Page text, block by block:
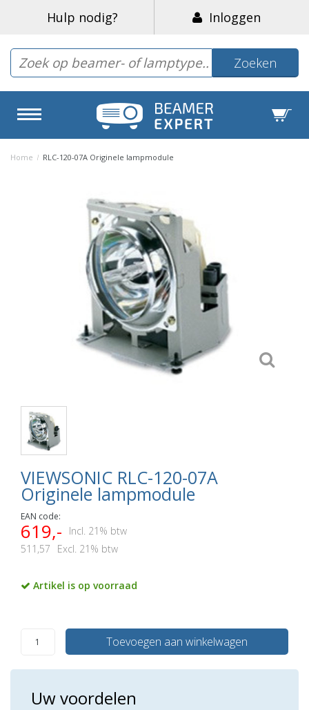
Hulp nodig? Inloggen
Zoeken
Home / RLC-120-07A Originele lampmodule
VIEWSONIC RLC-120-07A
Originele lampmodule
EAN code:
619,-
Incl. 21% btw
511,57
Excl. 21% btw
Artikel is op voorraad
Toevoegen aan winkelwagen
Uw voordelen